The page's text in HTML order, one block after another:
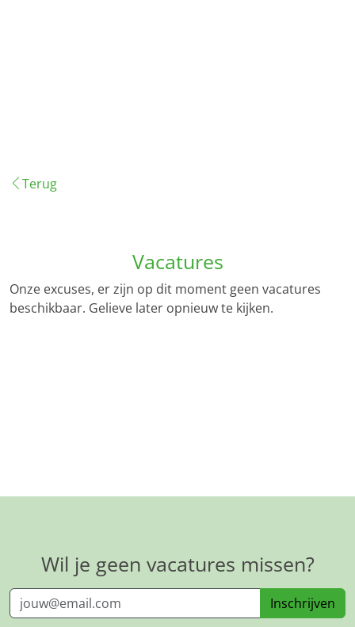
Terug
Vacatures
Onze excuses, er zijn op dit moment geen vacatures
beschikbaar. Gelieve later opnieuw te kijken.
Wil je geen vacatures missen?
Inschrijven